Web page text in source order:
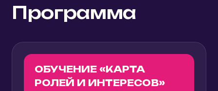
Программа
ОБУЧЕНИЕ «КАРТА
РОЛЕЙ И ИНТЕРЕСОВ»